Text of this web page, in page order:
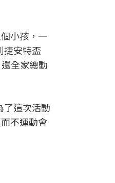
小孩，一
捷安特盃
全家總動
了這次活動
不運動會